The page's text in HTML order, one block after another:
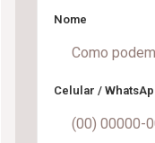
Nome
Celular /